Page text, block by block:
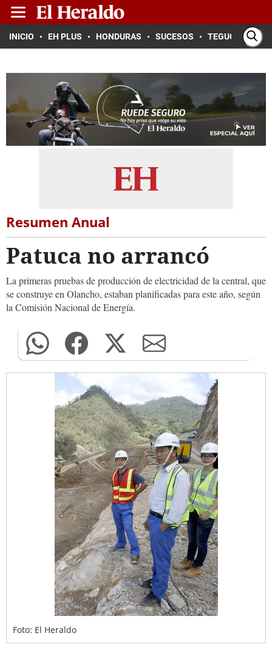
INICIO EH PLUS HONDURAS SUCESOS TEGUCIGALPA
Resumen Anual
Patuca no arrancó
La primeras pruebas de producción de electricidad de la central, que
se construye en Olancho, estaban planificadas para este año, según
la Comisión Nacional de Energía.
Foto: El Heraldo